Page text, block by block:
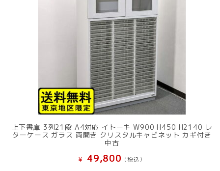
上下書庫 3列21段 A4対応 イトーキ W900 H450 H2140 レ
ターケース ガラス 両開き クリスタルキャビネット カギ付き
中古
¥ 49,800 (税込）